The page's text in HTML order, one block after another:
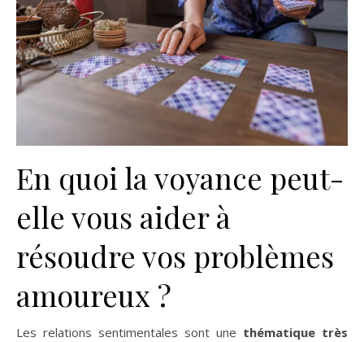
En quoi la voyance peut-
elle vous aider à
résoudre vos problèmes
amoureux ?
Les relations sentimentales sont une thématique très